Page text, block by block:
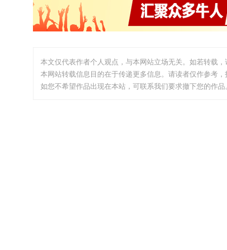
本文仅代表作者个人观点，与本网站立场无关。如若转载
本网站转载信息目的在于传递更多信息。请读者仅作参考
如您不希望作品出现在本站，可联系我们要求撤下您的作